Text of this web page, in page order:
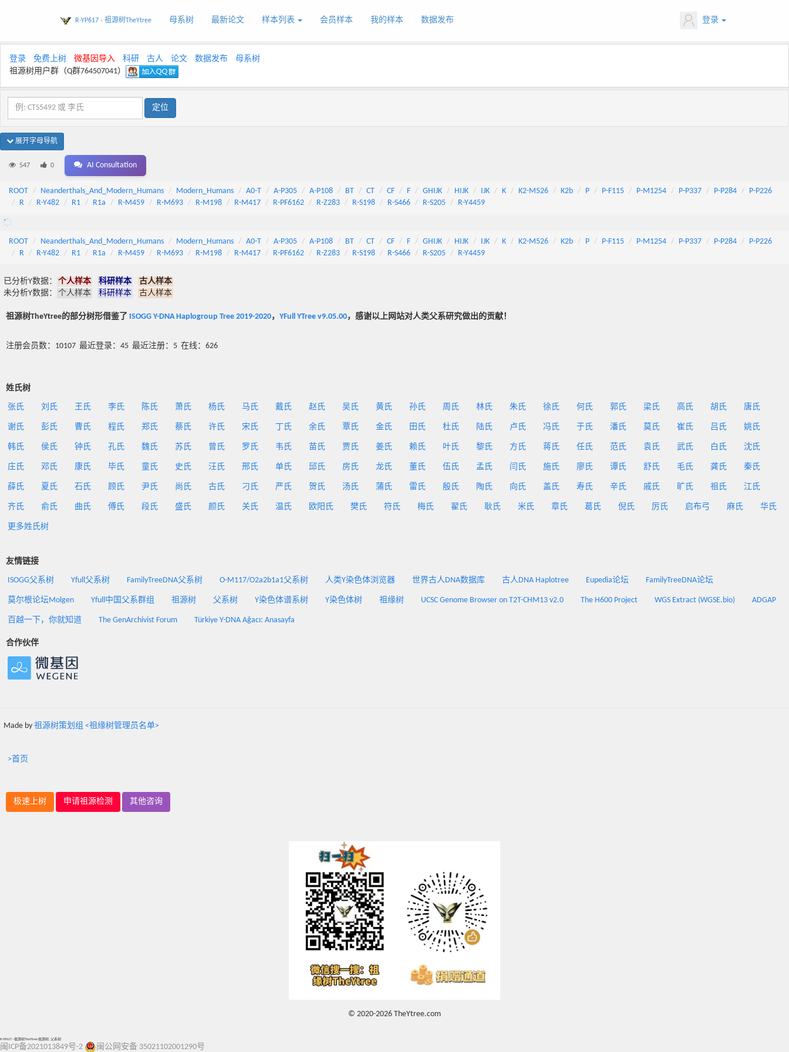
R-YP617 - 祖源树TheYtree 母系树 最新论文 样本列表 会员样本 我的样本 数据发布 登录
登录 免费上树 微基因导入 科研 古人 论文 数据发布
母系树
祖源树用户群（Q群764507041）
展开字母导航
547 0 AI Consultation
ROOT Neanderthals_And_Modern_Humans Modern_Humans A0-T A-P305 A-P108 BT CT CF F GHIJK HIJK IJK K K2-M526 K2b P P-F115 P-M1254 P-P337 P-P284
P-P226
R
R-Y482 R1 R1a R-M459 R-M693 R-M198 R-M417 R-PF6162 R-Z283 R-S198 R-S466 R-S205 R-Y4459
ROOT Neanderthals_And_Modern_Humans Modern_Humans A0-T A-P305 A-P108 BT CT CF F GHIJK HIJK IJK K K2-M526 K2b P P-F115 P-M1254 P-P337 P-P284
P-P226
R
R-Y482 R1 R1a R-M459 R-M693 R-M198 R-M417 R-PF6162 R-Z283 R-S198 R-S466 R-S205 R-Y4459
已分析Y数据： 个人样本 科研样本
古人样本
未分析Y数据：
个人样本 科研样本 古人样本
祖源树TheYtree的部分树形借鉴了 ISOGG Y-DNA Haplogroup Tree 2019-2020， YFull YTree v9.05.00，感谢以上网站对人类父系研究做出的贡献！
注册会员数：10107 最近登录：45 最近注册：5 在线：626
姓氏树
张氏 刘氏 王氏 李氏 陈氏 萧氏 杨氏 马氏 戴氏 赵氏 吴氏 黄氏 孙氏 周氏 林氏 朱氏 徐氏 何氏 郭氏 梁氏 高氏 胡氏 唐氏
谢氏 彭氏 曹氏 程氏 郑氏 蔡氏 许氏 宋氏 丁氏 余氏 覃氏 金氏 田氏 杜氏 陆氏 卢氏 冯氏 于氏 潘氏 莫氏 崔氏 吕氏 姚氏
韩氏 侯氏 钟氏 孔氏 魏氏 苏氏 曾氏 罗氏 韦氏 苗氏 贾氏 姜氏 赖氏 叶氏 黎氏 方氏 蒋氏 任氏 范氏 袁氏 武氏 白氏 沈氏
庄氏 邓氏 康氏 毕氏 童氏 史氏 汪氏 邢氏 单氏 邱氏 房氏 龙氏 董氏 伍氏 孟氏 闫氏 施氏 廖氏 谭氏 舒氏 毛氏 龚氏 秦氏
薛氏 夏氏 石氏 顾氏 尹氏 尚氏 古氏 刁氏 严氏 贺氏 汤氏 蒲氏 雷氏 殷氏 陶氏 向氏 盖氏 寿氏 辛氏 戚氏 旷氏 祖氏 江氏
齐氏 俞氏 曲氏 傅氏 段氏 盛氏 颜氏 关氏 温氏 欧阳氏 樊氏 符氏 梅氏 翟氏 耿氏 米氏 章氏 葛氏 倪氏 厉氏 启布弓 麻氏 华氏
更多姓氏树
友情链接
ISOGG父系树 Yfull父系树 FamilyTreeDNA父系树 O-M117/O2a2b1a1父系树 人类Y染色体浏览器 世界古人DNA数据库 古人DNA Haplotree Eupedia论坛 FamilyTreeDNA论坛
莫尔根论坛Molgen Yfull中国父系群组 祖源树 父系树 Y染色体谱系树 Y染色体树 祖缘树 UCSC Genome Browser on T2T-CHM13 v2.0 The H600 Project WGS Extract (WGSE.bio) ADGAP
百越一下，你就知道 The GenArchivist Forum Türkiye Y-DNA Ağacı: Anasayfa
合作伙伴
Made by 祖源树策划组 <祖缘树管理员名单>
>首页
极速上树 申请祖源检测 其他咨询
© 2020-2026 TheYtree.com
R-YP617 - 祖源树TheYtree 祖源树, 父系树
闽ICP备2021013849号-2 闽公网安备 35021102001290号